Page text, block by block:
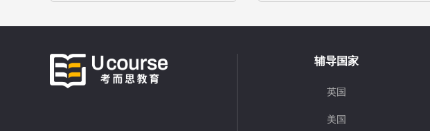
辅导国家
英国
美国